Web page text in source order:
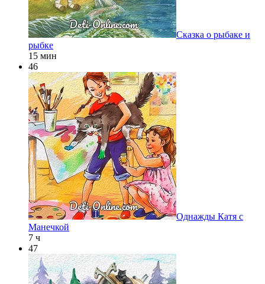
Сказка о рыбаке и
рыбке
15 мин
46
Однажды Катя с
Манечкой
7 ч
47